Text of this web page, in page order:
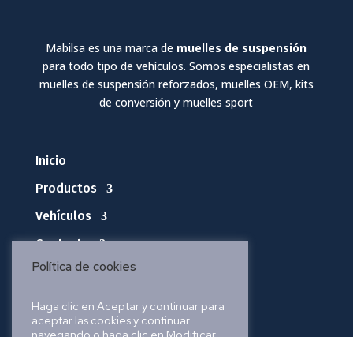
Mabilsa es una marca de muelles de suspensión
para todo tipo de vehículos. Somos especialistas en
muelles de suspensión reforzados, muelles OEM, kits
de conversión y muelles sport
Inicio
Productos
Vehículos
Contacto
Política de cookies
Política de cookies
Haga clic en Aceptar y continuar para
aceptar las cookies y continuar